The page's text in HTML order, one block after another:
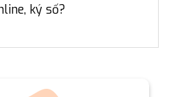
ký số?